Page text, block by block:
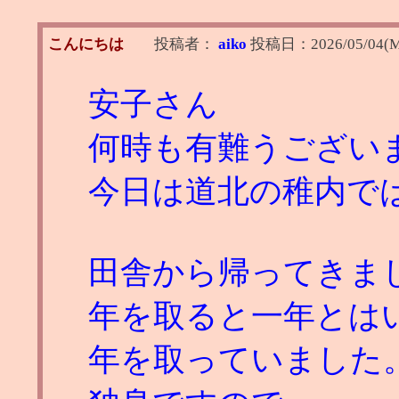
こんにちは 投稿者： aiko 投稿日： 2026/05/
安子さん
何時も有難うござい
今日は道北の稚内で
田舎から帰ってきま
年を取ると一年とは
年を取っていました